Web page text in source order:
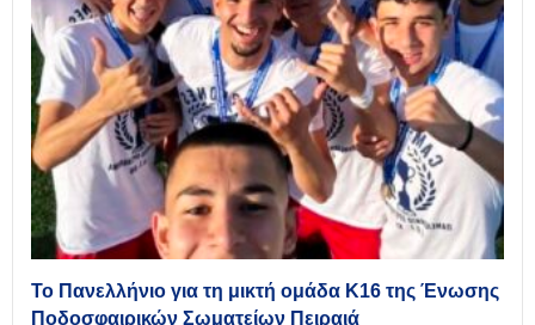
Το Πανελλήνιο για τη μικτή ομάδα Κ16 της Ένωσης
Ποδοσφαιρικών Σωματείων Πειραιά